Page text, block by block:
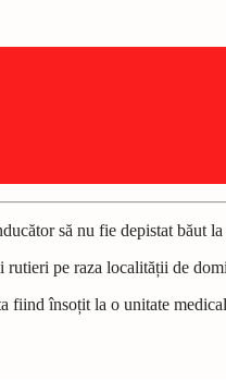
să nu fie depistat băut
rutieri pe raza localității de
fiind însoțit la o unitate